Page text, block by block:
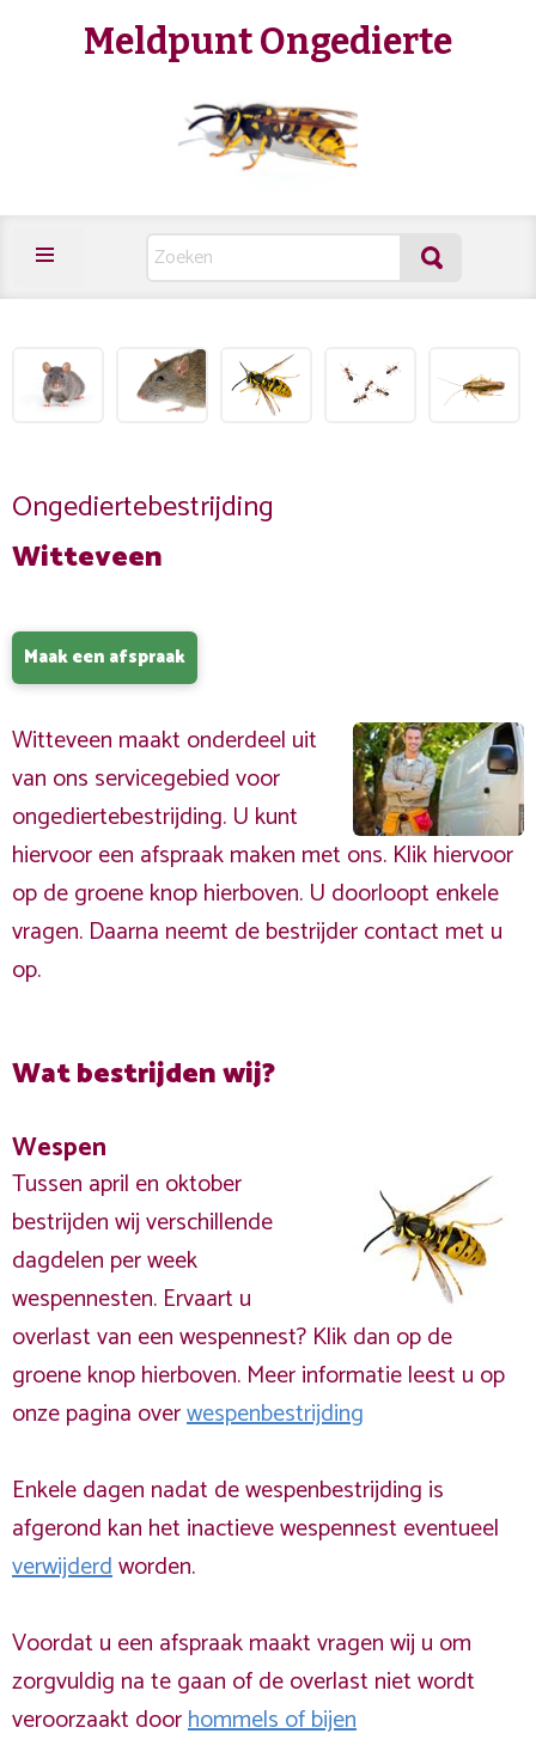
Meldpunt Ongedierte
Ongediertebestrijding
Witteveen
Maak een afspraak
Witteveen maakt onderdeel uit
van ons servicegebied voor
ongediertebestrijding. U kunt
hiervoor een afspraak maken met ons. Klik hiervoor
op de groene knop hierboven. U doorloopt enkele
vragen. Daarna neemt de bestrijder contact met u
op.
Wat bestrijden wij?
Wespen
Tussen april en oktober
bestrijden wij verschillende
dagdelen per week
wespennesten. Ervaart u
overlast van een wespennest? Klik dan op de
groene knop hierboven. Meer informatie leest u op
onze pagina overwespenbestrijding
Enkele dagen nadat de wespenbestrijding is
afgerond kan het inactieve wespennest eventueel
verwijderdworden.
Voordat u een afspraak maakt vragen wij u om
zorgvuldig na te gaan of de overlast niet wordt
veroorzaakt doorhommels of bijen